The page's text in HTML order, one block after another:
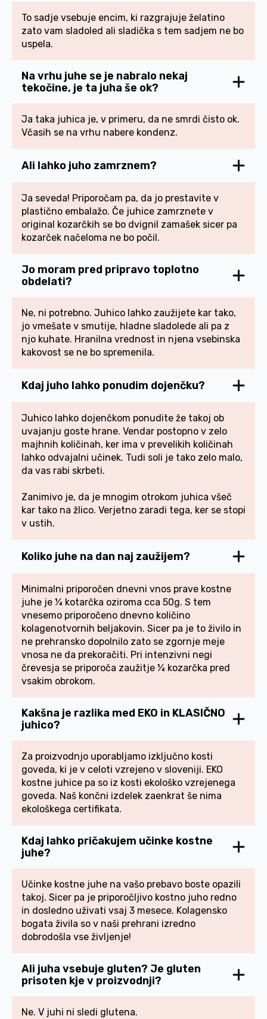
To sadje vsebuje encim, ki razgrajuje želatino
zato vam sladoled ali sladička s tem sadjem ne bo
uspela.
Na vrhu juhe se je nabralo nekaj
tekočine, je ta juha še ok?
Ja taka juhica je, v primeru, da ne smrdi čisto ok.
Včasih se na vrhu nabere kondenz.
Ali lahko juho zamrznem?
Ja seveda! Priporočam pa, da jo prestavite v
plastično embalažo. Če juhice zamrznete v
original kozarčkih se bo dvignil zamašek sicer pa
kozarček načeloma ne bo počil.
Jo moram pred pripravo toplotno
obdelati?
Ne, ni potrebno. Juhico lahko zaužijete kar tako,
jo vmešate v smutije, hladne sladolede ali pa z
njo kuhate. Hranilna vrednost in njena vsebinska
kakovost se ne bo spremenila.
Kdaj juho lahko ponudim dojenčku?
Juhico lahko dojenčkom ponudite že takoj ob
uvajanju goste hrane. Vendar postopno v zelo
majhnih količinah, ker ima v prevelikih količinah
lahko odvajalni učinek. Tudi soli je tako zelo malo,
da vas rabi skrbeti.
Zanimivo je, da je mnogim otrokom juhica všeč
kar tako na žlico. Verjetno zaradi tega, ker se stopi
v ustih.
Koliko juhe na dan naj zaužijem?
Minimalni priporočen dnevni vnos prave kostne
juhe je ¼ kotarčka oziroma cca 50g. S tem
vnesemo priporočeno dnevno količino
kolagenotvornih beljakovin. Sicer pa je to živilo in
ne prehransko dopolnilo zato se zgornje meje
vnosa ne da prekoračiti. Pri intenzivni negi
črevesja se priporoča zaužitje ¼ kozarčka pred
vsakim obrokom.
Kakšna je razlika med EKO in KLASIČNO
juhico?
Za proizvodnjo uporabljamo izključno kosti
goveda, ki je v celoti vzrejeno v sloveniji. EKO
kostne juhice pa so iz kosti ekološko vzrejenega
goveda. Naš končni izdelek zaenkrat še nima
ekološkega certifikata.
Kdaj lahko pričakujem učinke kostne
juhe?
Učinke kostne juhe na vašo prebavo boste opazili
takoj. Sicer pa je priporočljivo kostno juho redno
in dosledno uživati vsaj 3 mesece. Kolagensko
bogata živila so v naši prehrani izredno
dobrodošla vse življenje!
Ali juha vsebuje gluten? Je gluten
prisoten kje v proizvodnji?
Ne. V juhi ni sledi glutena.